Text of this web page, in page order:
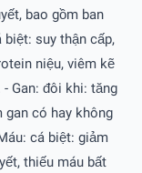
bao gồm ban
biệt: suy thận cấp,
niệu, viêm kẽ
Gan: đôi khi: tăng
gan có hay không
cá biệt: giảm
thiếu máu bất